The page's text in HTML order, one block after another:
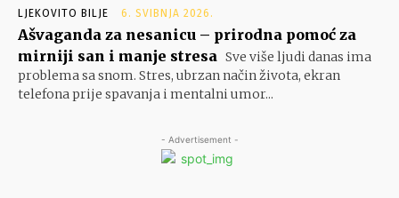
LJEKOVITO BILJE 6. SVIBNJA 2026.
Ašvaganda za nesanicu – prirodna pomoć za
mirniji san i manje stresa Sve više ljudi danas ima
problema sa snom. Stres, ubrzan način života, ekran
telefona prije spavanja i mentalni umor...
- Advertisement -